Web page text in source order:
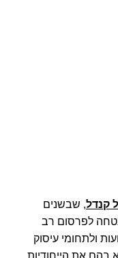
קנדל, שבשנים
לפרסום רב
ולתחומי עיסוק